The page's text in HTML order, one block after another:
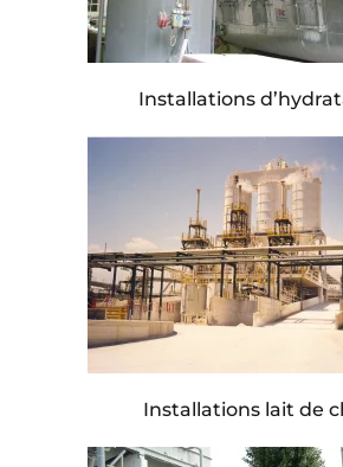
Installations
Installations lait de